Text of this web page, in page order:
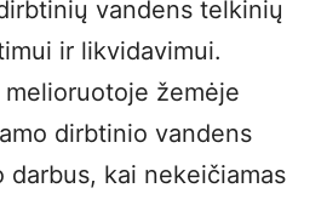
vandens telkinių
ir likvidavimui.
žemėje
dirbtinio vandens
kai nekeičiamas